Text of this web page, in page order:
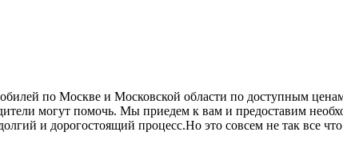
по Москве и Московской области по доступным
могут помочь. Мы приедем к вам и предоставим
и дорогостоящий процесс.Но это совсем не так